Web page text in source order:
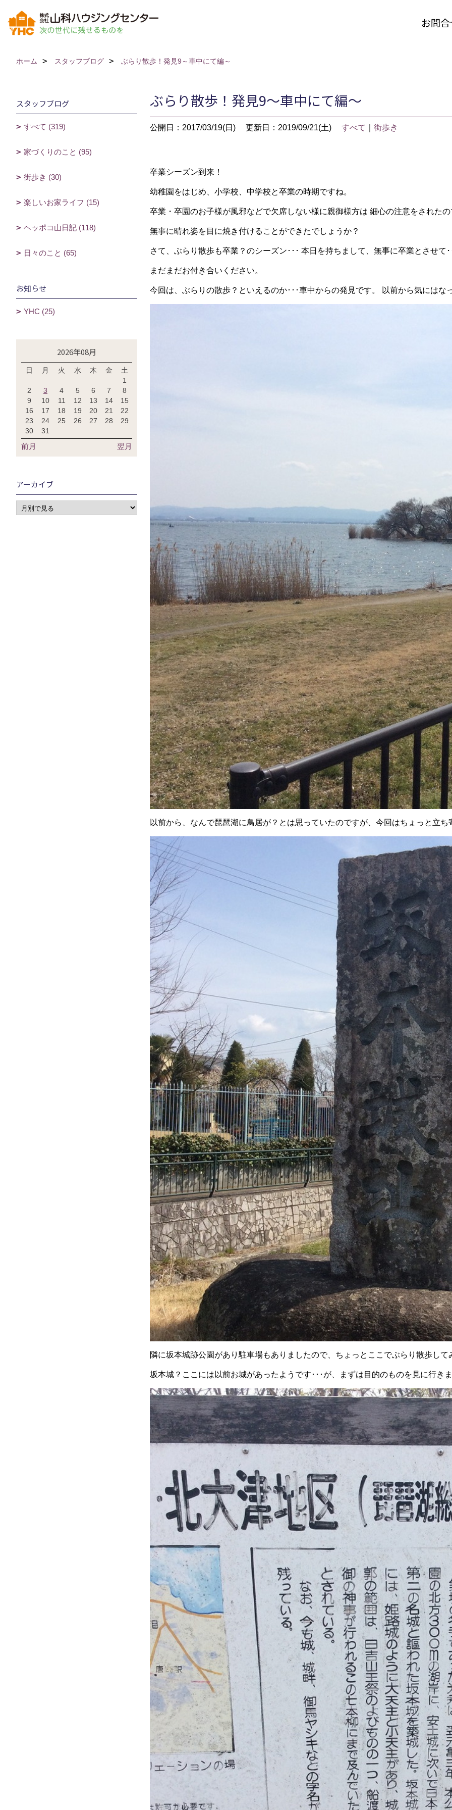
お問
ホーム スタッフブログ ぶらり散歩！発見9～車中にて編～
ぶらり散歩！発見9～車中にて編～
公開日：2017/03/19(日) 更新日：2019/09/21(土) すべて 街歩き
卒業シーズン到来！
幼稚園をはじめ、小学校、中学校と卒業の時期ですね。
卒業・卒園のお子様が風邪などで欠席しない様に親御様方は 細心の注意をされた
無事に晴れ姿を目に焼き付けることができたでしょうか？
さて、ぶらり散歩も卒業？のシーズン･･･ 本日を持ちまして、無事に卒業とさせて
まだまだお付き合いください。
今回は、ぶらりの散歩？といえるのか･･･車中からの発見です。 以前から気には
以前から、なんで琵琶湖に鳥居が？とは思っていたのですが、今回はちょっと立ち
隣に坂本城跡公園があり駐車場もありましたので、ちょっとここでぶらり散歩して
坂本城？ここには以前お城があったようです･･･が、まずは目的のものを見に行き
スタッフブログ
すべて (319)
家づくりのこと (95)
街歩き (30)
楽しいお家ライフ (15)
ヘッポコ山日記 (118)
日々のこと (65)
お知らせ
YHC (25)
2026年08月
日 月 火 水 木 金
土
1
2
3 4 5 6 7
8
9
10 11 12 13 14
15
16
17 18 19 20 21
22
23
24 25 26 27 28
29
30
31
前月 翌月
アーカイブ